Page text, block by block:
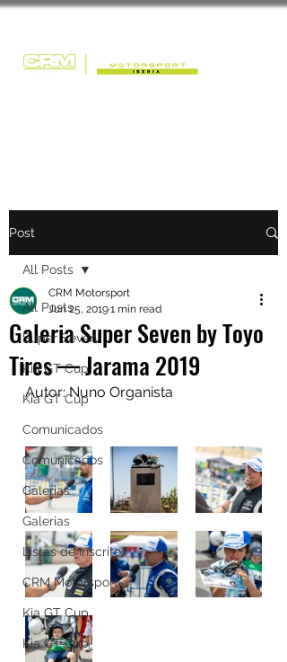
Post
All Posts
Super Seven
Kia GT Cup
Kia GT Cup
Comunicados
Comunicados
Galerias
Galerias
Listas de Inscritos
CRM Motorsport
Kia GT Cup
Kia GT Cup
All Posts
Galeria Super Seven by Toyo
Tires — Jarama 2019
CRM Motorsport
Jun 25, 20191 min read
Autor: Nuno Organista